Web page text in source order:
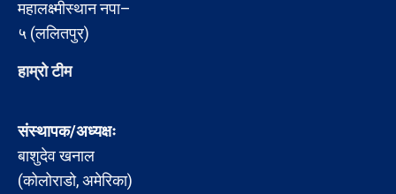
महालक्ष्मीस्थान नपा–
५ (ललितपुर)
हाम्रो टीम
संस्थापक/अध्यक्षः
बाशुदेव खनाल
(कोलोराडो, अमेरिका)